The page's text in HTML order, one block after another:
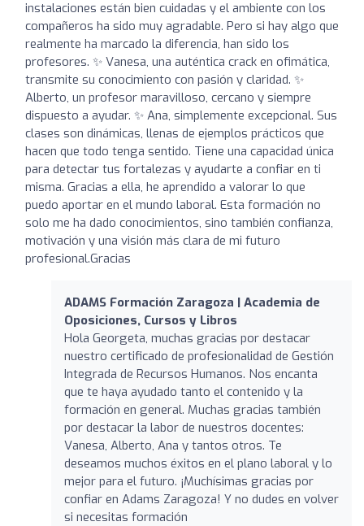
instalaciones están bien cuidadas y el ambiente con los
compañeros ha sido muy agradable. Pero si hay algo que
realmente ha marcado la diferencia, han sido los
profesores. ✨ Vanesa, una auténtica crack en ofimática,
transmite su conocimiento con pasión y claridad. ✨
Alberto, un profesor maravilloso, cercano y siempre
dispuesto a ayudar. ✨ Ana, simplemente excepcional. Sus
clases son dinámicas, llenas de ejemplos prácticos que
hacen que todo tenga sentido. Tiene una capacidad única
para detectar tus fortalezas y ayudarte a confiar en ti
misma. Gracias a ella, he aprendido a valorar lo que
puedo aportar en el mundo laboral. Esta formación no
solo me ha dado conocimientos, sino también confianza,
motivación y una visión más clara de mi futuro
profesional.Gracias
ADAMS Formación Zaragoza | Academia de
Oposiciones, Cursos y Libros
Hola Georgeta, muchas gracias por destacar
nuestro certificado de profesionalidad de Gestión
Integrada de Recursos Humanos. Nos encanta
que te haya ayudado tanto el contenido y la
formación en general. Muchas gracias también
por destacar la labor de nuestros docentes:
Vanesa, Alberto, Ana y tantos otros. Te
deseamos muchos éxitos en el plano laboral y lo
mejor para el futuro. ¡Muchísimas gracias por
confiar en Adams Zaragoza! Y no dudes en volver
si necesitas formación